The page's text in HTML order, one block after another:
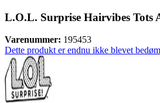
L.O.L. Surprise Hairvibes Tots
Varenummer: 195453
Dette produkt er endnu ikke blevet